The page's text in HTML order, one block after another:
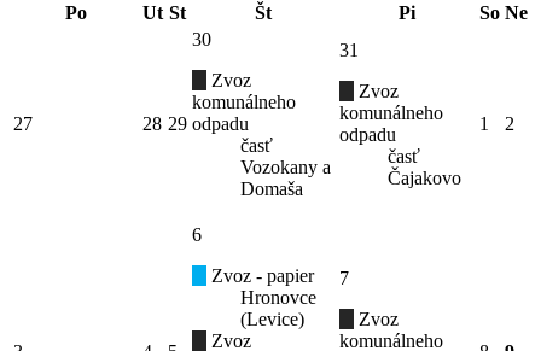
Po
Ut St Št Pi So Ne
27 28 29
30
Zvoz
komunálneho
odpadu
časť
Vozokany a
Domaša
31
Zvoz
komunálneho
odpadu
časť
Čajakovo
1 2
6
Zvoz - papier
Hronovce
(Levice)
Zvoz
7
Zvoz
komunálneho